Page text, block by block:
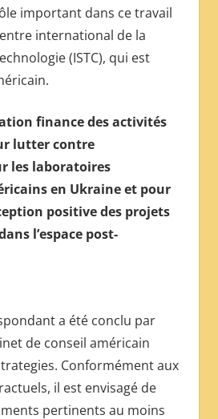
important dans ce travail
international de la
(ISTC), qui est
finance des activités
lutter contre
les laboratoires
en Ukraine et pour
positive des projets
l’espace post-
a été conclu par
de conseil américain
Conformément aux
il est envisagé de
pertinents au moins